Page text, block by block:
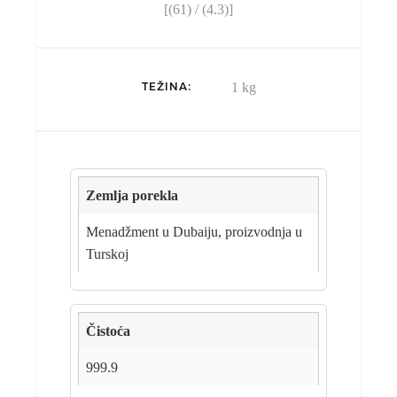
[(61) / (4.3)]
TEŽINA 1 kg
Zemlja porekla
Menadžment u Dubaiju, proizvodnja u
Turskoj
Čistoća
999.9